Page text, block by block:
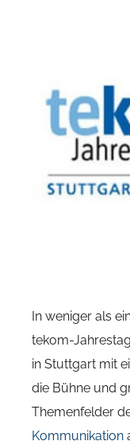
In weniger als
tekom-
in Stuttgart mit
die Bühne und
Themenfelder
Kommunikation